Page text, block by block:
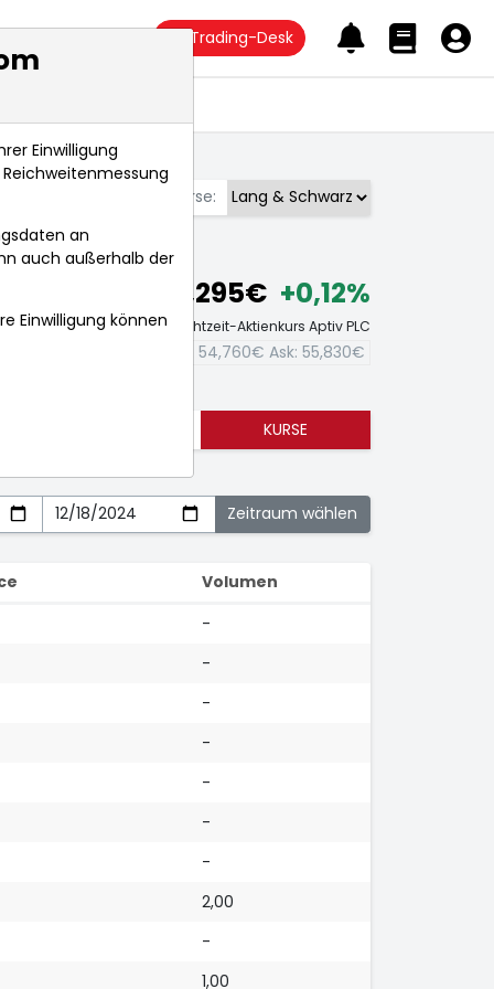
Trading-Desk
Börse:
55,295€ +0,12%
Echtzeit-Aktienkurs Aptiv PLC
54,760€ Ask: 55,830€
KURSE
Volumen
-
-
-
-
-
-
-
2,00
-
1,00
Einwilligung
an
auch außerhalb der
Einwilligung können